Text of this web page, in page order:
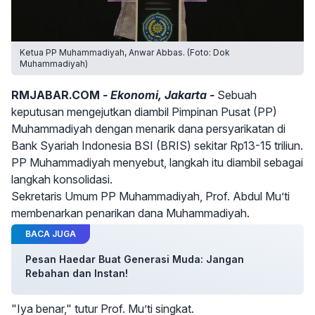
Ketua PP Muhammadiyah, Anwar Abbas. (Foto: Dok
Muhammadiyah)
RMJABAR.COM - Ekonomi, Jakarta - Sebuah
keputusan mengejutkan diambil Pimpinan Pusat (PP)
Muhammadiyah dengan menarik dana persyarikatan di
Bank Syariah Indonesia BSI (BRIS) sekitar Rp13-15 triliun.
PP Muhammadiyah menyebut, langkah itu diambil sebagai
langkah konsolidasi.
Sekretaris Umum PP Muhammadiyah, Prof. Abdul Mu’ti
membenarkan penarikan dana Muhammadiyah.
BACA JUGA
Pesan Haedar Buat Generasi Muda: Jangan
Rebahan dan Instan!
"Iya benar," tutur Prof. Mu’ti singkat.